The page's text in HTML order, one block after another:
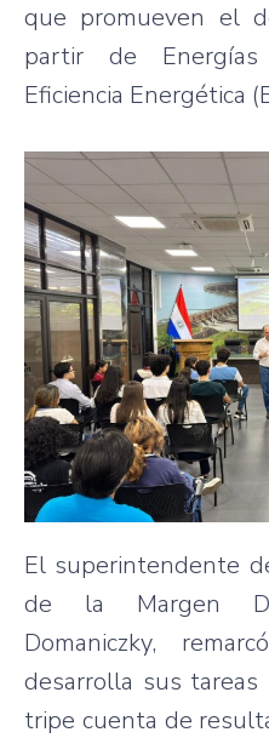
que promueven el
partir de
Eficiencia Energética
El superintendente
de la Margen
Domaniczky,
desarrolla sus
tripe cuenta de